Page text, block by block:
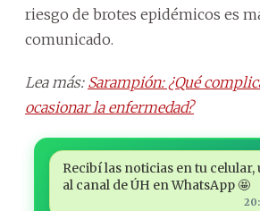
riesgo de brotes epidémicos es
comunicado.
Lea más: Sarampión: ¿Qué
ocasionar la enfermedad?
Recibí las noticias en tu celular,
al canal de ÚH en WhatsApp 🤩